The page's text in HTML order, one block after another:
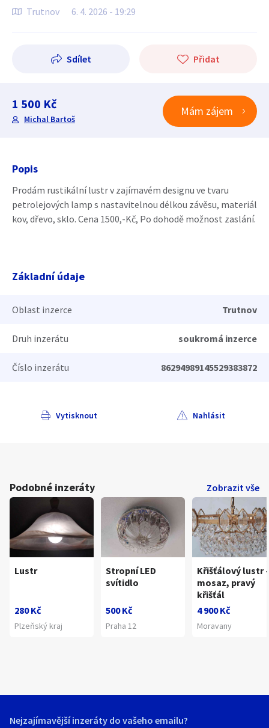
Trutnov 6. 4. 2026 - 19:29
Sdílet Přidat
1 500 Kč
Michal Bartoš
Mám zájem
Popis
Prodám rustikální lustr v zajímavém designu ve tvaru
petrolejových lamp s nastavitelnou délkou závěsu, materiál
kov, dřevo, sklo. Cena 1500,-Kč, Po dohodě možnost zaslání.
Základní údaje
Oblast inzerce Trutnov
Druh inzerátu soukromá inzerce
Číslo inzerátu 86294989145529383872
Vytisknout Nahlásit
Podobné inzeráty Zobrazit vše
Lustr
280 Kč
Plzeňský kraj
Stropní LED
svítidlo
500 Kč
Praha 12
Křišťálový lustr
mosaz, pravý
křišťál
4 900 Kč
Moravany
Nejzajímavější inzeráty do vašeho emailu?